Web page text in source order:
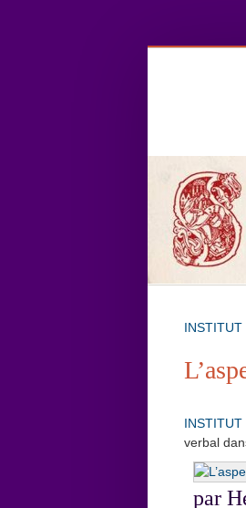
INSTITUT
INSTITUT
verbal
par